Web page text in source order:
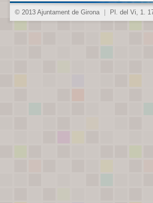
© 2013 Ajuntament de Girona Pl. del Vi, 1.